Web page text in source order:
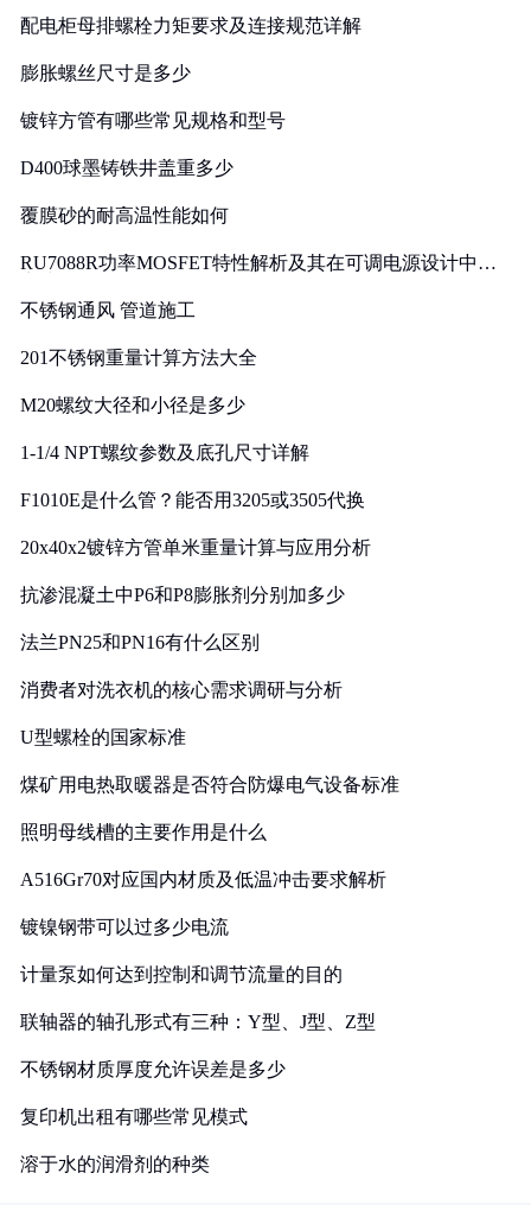
配电柜母排螺栓力矩要求及连接规范详解
膨胀螺丝尺寸是多少
镀锌方管有哪些常见规格和型号
D400球墨铸铁井盖重多少
覆膜砂的耐高温性能如何
RU7088R功率MOSFET特性解析及其在可调电源设计中的
不锈钢通风 管道施工
201不锈钢重量计算方法大全
M20螺纹大径和小径是多少
1-1/4 NPT螺纹参数及底孔尺寸详解
F1010E是什么管？能否用3205或3505代换
20x40x2镀锌方管单米重量计算与应用分析
抗渗混凝土中P6和P8膨胀剂分别加多少
法兰PN25和PN16有什么区别
消费者对洗衣机的核心需求调研与分析
U型螺栓的国家标准
煤矿用电热取暖器是否符合防爆电气设备标准
照明母线槽的主要作用是什么
A516Gr70对应国内材质及低温冲击要求解析
镀镍钢带可以过多少电流
计量泵如何达到控制和调节流量的目的
联轴器的轴孔形式有三种：Y型、J型、Z型
不锈钢材质厚度允许误差是多少
复印机出租有哪些常见模式
溶于水的润滑剂的种类